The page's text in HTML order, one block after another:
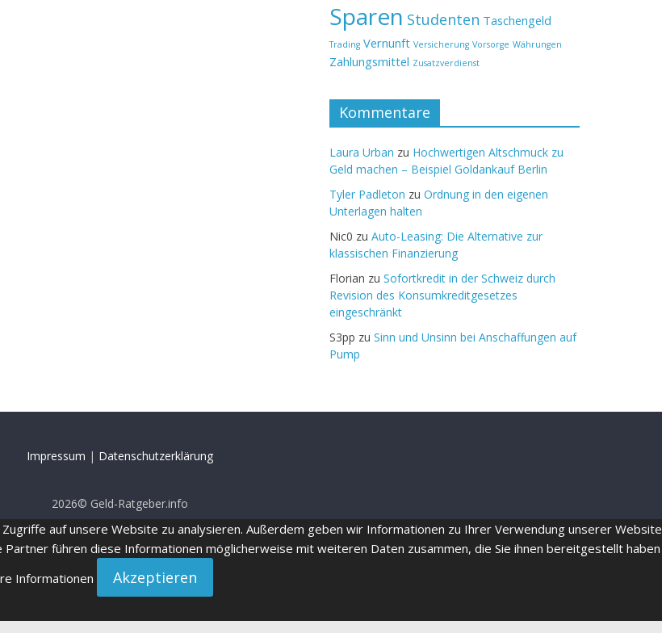
Sparen Studenten Taschengeld
Trading Vernunft Versicherung Vorsorge Währungen
Zahlungsmittel Zusatzverdienst
Kommentare
Laura Urban zu Hochwertigen Altschmuck zu
Geld machen – Beispiel Goldankauf Berlin
Tyler Padleton zu Ordnung in den eigenen
Unterlagen halten
Nic0 zu Auto-Leasing: Die Alternative zur
klassischen Finanzierung
Florian zu Sofortkredit in der Schweiz durch
Revision des Konsumkreditgesetzes
eingeschränkt
S3pp zu Sinn und Unsinn bei Anschaffungen auf
Pump
Impressum | Datenschutzerklärung
2026© Geld-Ratgeber.info
auf unsere Website zu analysieren. Außerdem geben wir Informationen zu Ihrer Verwendung unserer Website
führen diese Informationen möglicherweise mit weiteren Daten zusammen, die Sie ihnen bereitgestellt haben
Informationen Akzeptieren